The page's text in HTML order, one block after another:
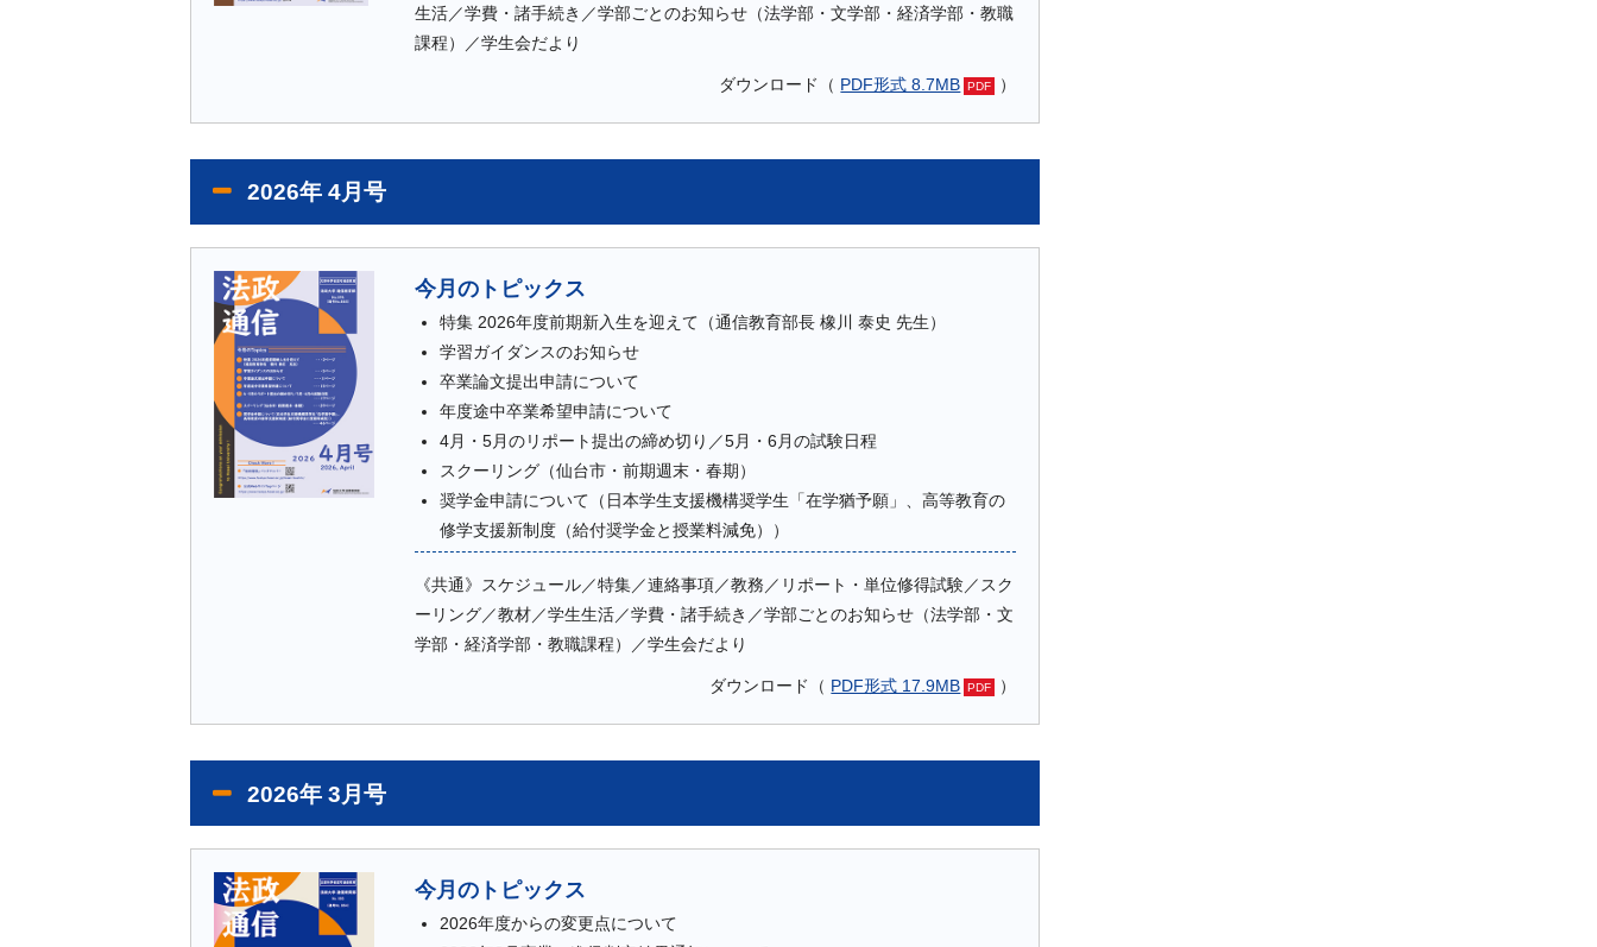
生活／学費・諸手続き／学部ごとのお知らせ（法学部・文学部・経済学部・教職
課程）／学生会だより
ダウンロード（ PDF形式 8.7MB ）
2026年 4月号
今月のトピックス
特集 2026年度前期新入生を迎えて（通信教育部長 橡川 泰史 先生）
学習ガイダンスのお知らせ
卒業論文提出申請について
年度途中卒業希望申請について
4月・5月のリポート提出の締め切り／5月・6月の試験日程
スクーリング（仙台市・前期週末・春期）
奨学金申請について（日本学生支援機構奨学生「在学猶予願」、高等教育の
修学支援新制度（給付奨学金と授業料減免））
《共通》スケジュール／特集／連絡事項／教務／リポート・単位修得試験／スク
ーリング／教材／学生生活／学費・諸手続き／学部ごとのお知らせ（法学部・文
学部・経済学部・教職課程）／学生会だより
ダウンロード（ PDF形式 17.9MB ）
2026年 3月号
今月のトピックス
2026年度からの変更点について